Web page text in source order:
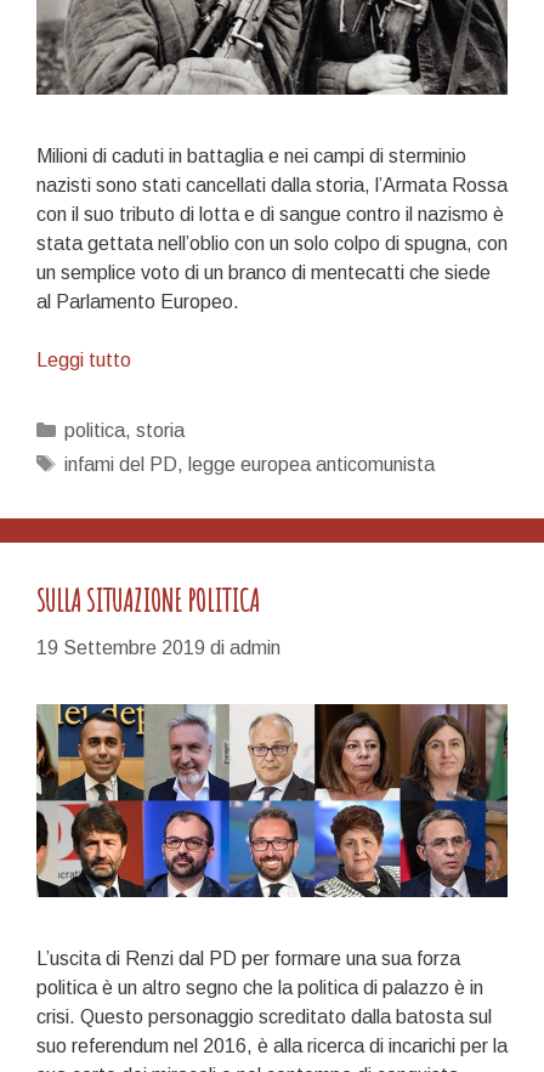
Milioni di caduti in battaglia e nei campi di sterminio
nazisti sono stati cancellati dalla storia, l’Armata Rossa
con il suo tributo di lotta e di sangue contro il nazismo è
stata gettata nell’oblio con un solo colpo di spugna, con
un semplice voto di un branco di mentecatti che siede
al Parlamento Europeo.
Leggi tutto19
dell’infamia
Categorie
politica, storia
Tag
infami del PD, legge europea anticomunista
SULLA SITUAZIONE POLITICA
19 Settembre 2019 di admin
L’uscita di Renzi dal PD per formare una sua forza
politica è un altro segno che la politica di palazzo è in
crisi. Questo personaggio screditato dalla batosta sul
suo referendum nel 2016, è alla ricerca di incarichi per la